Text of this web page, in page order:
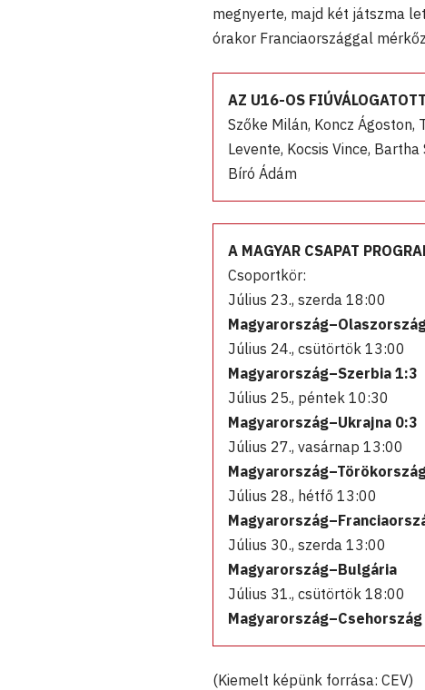
megnyerte, majd két játszma
órakor Franciaországgal
AZ U16-OS
Szőke Milán, Koncz Ágoston,
Levente, Kocsis Vince,
Bíró Ádám
A MAGYAR CSAPAT
Csoportkör:
Július 23., szerda 18:00
Július 24., csütörtök 13:00
Magyarország–Szerbia 1:3
Július 25., péntek 10:30
Magyarország–Ukrajna 0:3
Július 27., vasárnap 13:00
Július 28., hétfő 13:00
Július 30., szerda 13:00
Magyarország–Bulgária
Július 31., csütörtök 18:00
Magyarország–Csehország
(Kiemelt képünk forrása: CEV)